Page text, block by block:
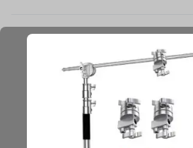
Legal
Mantengámonos en contacto
Obtenga consejos, sugerencias,